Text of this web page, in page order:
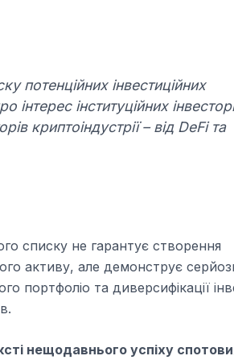
потенційних інвестиційних
інтерес інституційних
криптоіндустрії – від DeFi та
списку не гарантує створення
активу, але демонструє
портфоліо та диверсифікації
нещодавнього успіху